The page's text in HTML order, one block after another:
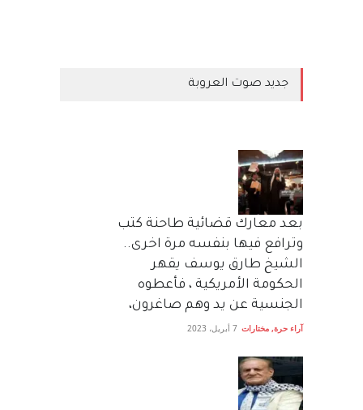
جديد صوت العروبة
بعد معارك قضائية طاحنة كتب
وترافع فيها بنفسه مرة اخرى..
الشيخ طارق يوسف يقهر
الحكومة الأمريكية ، فأعطوه
الجنسية عن يد وهم صاغرون،
آراء حرة, مختارات 7 أبريل، 2023